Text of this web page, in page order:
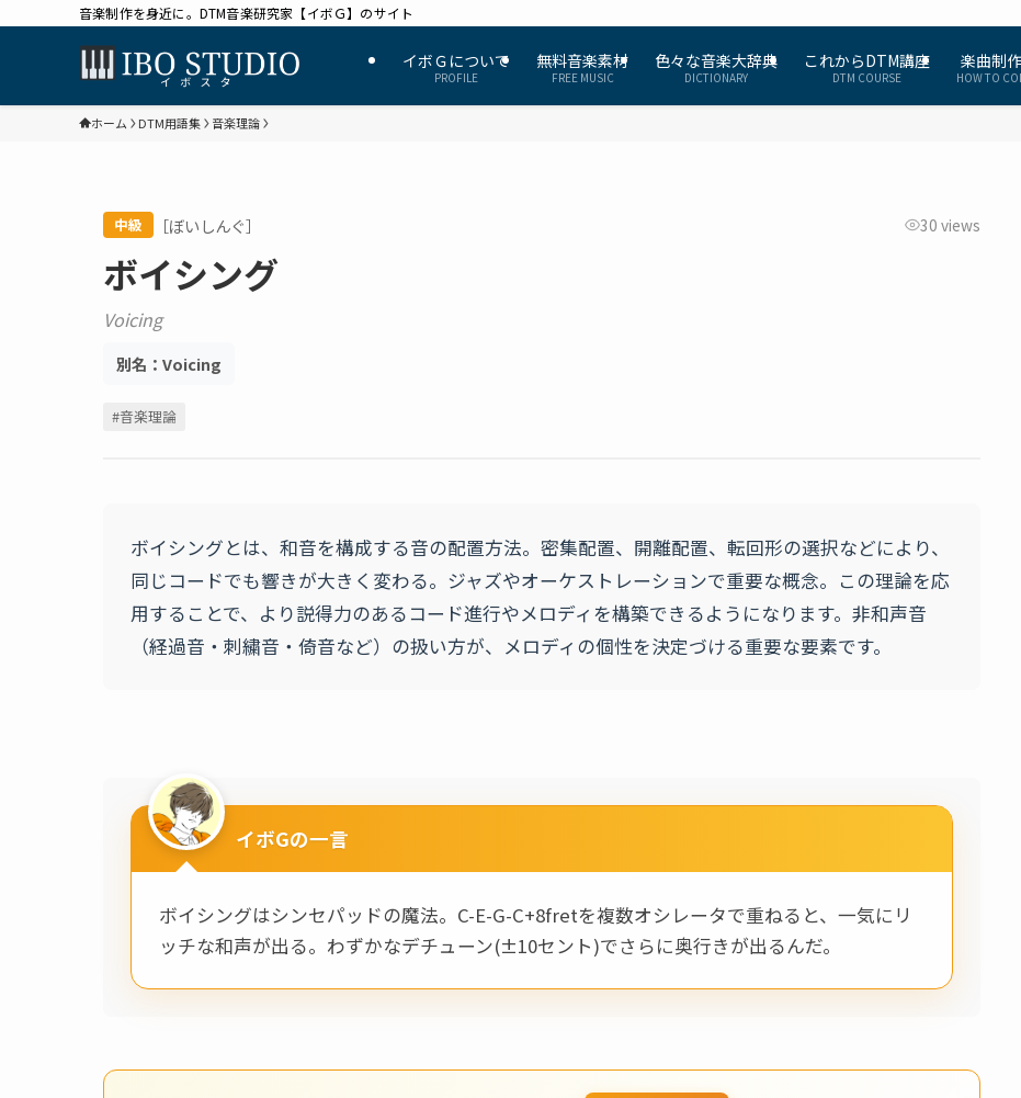
音楽制作を身近に。DTM音楽研究家【イボＧ】のサイト
イボＧについて
PROFILE
無料音楽素材
FREE MUSIC
色々な音楽大辞典
DICTIONARY
これからDTM講座
DTM COURSE
楽曲制
HOW TO
ホーム DTM用語集 音楽理論
中級 ［ぼいしんぐ］ 30 views
ボイシング
Voicing
別名： Voicing
#音楽理論
ボイシングとは、和音を構成する音の配置方法。密集配置、開離配置、転回形の選択などにより、
同じコードでも響きが大きく変わる。ジャズやオーケストレーションで重要な概念。この理論を応
用することで、より説得力のあるコード進行やメロディを構築できるようになります。非和声音
（経過音・刺繍音・倚音など）の扱い方が、メロディの個性を決定づける重要な要素です。
イボGの一言
ボイシングはシンセパッドの魔法。C-E-G-C+8fretを複数オシレータで重ねると、一気にリ
ッチな和声が出る。わずかなデチューン(±10セント)でさらに奥行きが出るんだ。